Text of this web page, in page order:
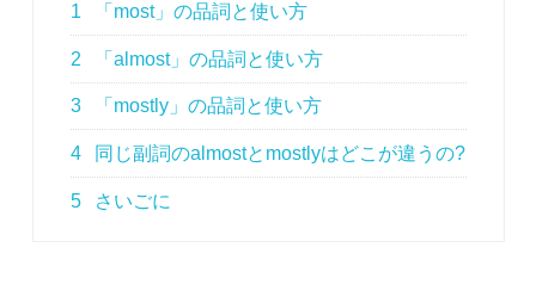
1 「most」の品詞と使い方
2 「almost」の品詞と使い方
3 「mostly」の品詞と使い方
4 同じ副詞のalmostとmostlyはどこが違うの?
5 さいごに